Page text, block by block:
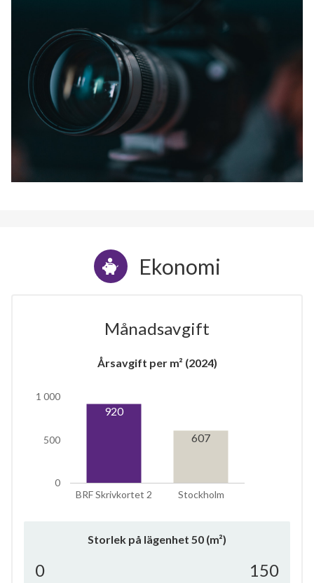
Ekonomi
Månadsavgift
Årsavgift per m² (2024)
BRF Skrivkortet 2 Stockholm
0
500
1 000
920
607
Storlek på lägenhet 50 (m²)
0 150